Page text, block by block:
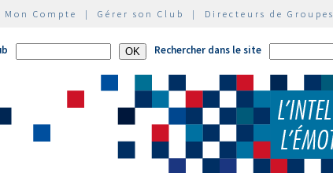
Mon Compte | Gérer son Club | Directeurs de Groupes
Rechercher dans le site